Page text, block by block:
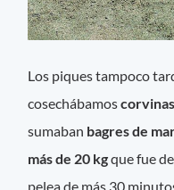
Los piques tampoco
cosechábamos
sumaban bagres de
más de 20 kgque fue
pelea de más 30